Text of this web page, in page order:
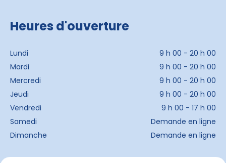
Heures d'ouverture
Lundi
9 h 00 - 20 h 00
Mardi
9 h 00 - 20 h 00
Mercredi
9 h 00 - 20 h 00
Jeudi
9 h 00 - 20 h 00
Vendredi
9 h 00 - 17 h 00
Samedi
Demande en ligne
Dimanche
Demande en ligne